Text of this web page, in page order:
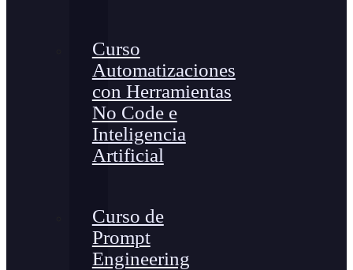
Curso
Automatizaciones
con Herramientas
No Code e
Inteligencia
Artificial
Curso de
Prompt
Engineering